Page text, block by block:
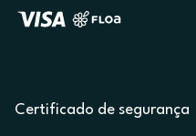
Certificado de segurança